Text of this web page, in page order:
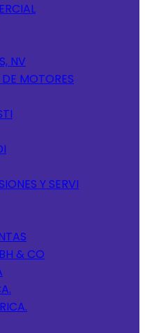
NV
MOTORES
Y SERVI
& CO